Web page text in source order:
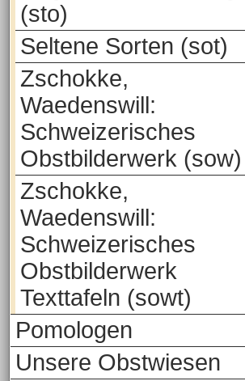
(sto)
Seltene Sorten (sot)
Zschokke,
Waedenswill:
Schweizerisches
Obstbilderwerk (sow)
Zschokke,
Waedenswill:
Schweizerisches
Obstbilderwerk
Texttafeln (sowt)
Pomologen
Unsere Obstwiesen